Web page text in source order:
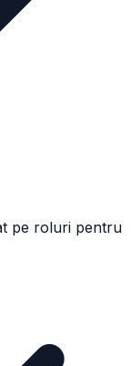
pe roluri pentru